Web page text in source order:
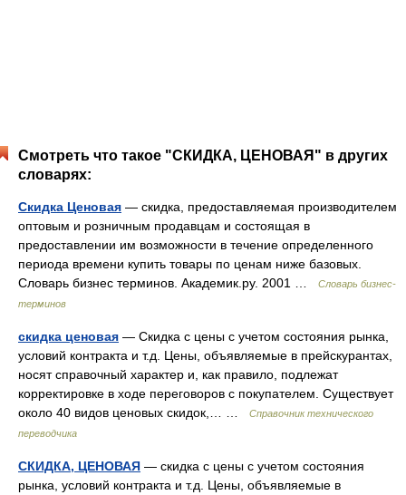
Смотреть что такое "СКИДКА, ЦЕНОВАЯ" в других
словарях:
Скидка Ценовая — скидка, предоставляемая производителем
оптовым и розничным продавцам и состоящая в
предоставлении им возможности в течение определенного
периода времени купить товары по ценам ниже базовых.
Словарь бизнес терминов. Академик.ру. 2001 …
Словарь бизнес-
терминов
скидка ценовая — Скидка с цены с учетом состояния рынка,
условий контракта и т.д. Цены, объявляемые в прейскурантах,
носят справочный характер и, как правило, подлежат
корректировке в ходе переговоров с покупателем. Существует
около 40 видов ценовых скидок,… …
Справочник технического
переводчика
СКИДКА, ЦЕНОВАЯ — скидка с цены с учетом состояния
рынка, условий контракта и т.д. Цены, объявляемые в